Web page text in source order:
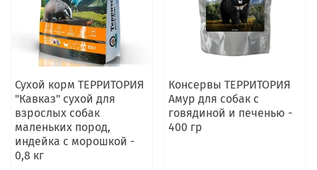
Сухой корм ТЕРРИТОРИЯ
"Кавказ" сухой для
взрослых собак
маленьких пород,
индейка с морошкой -
0,8 кг
Консервы ТЕРРИТОРИЯ
Амур для собак с
говядиной и печенью -
400 гр